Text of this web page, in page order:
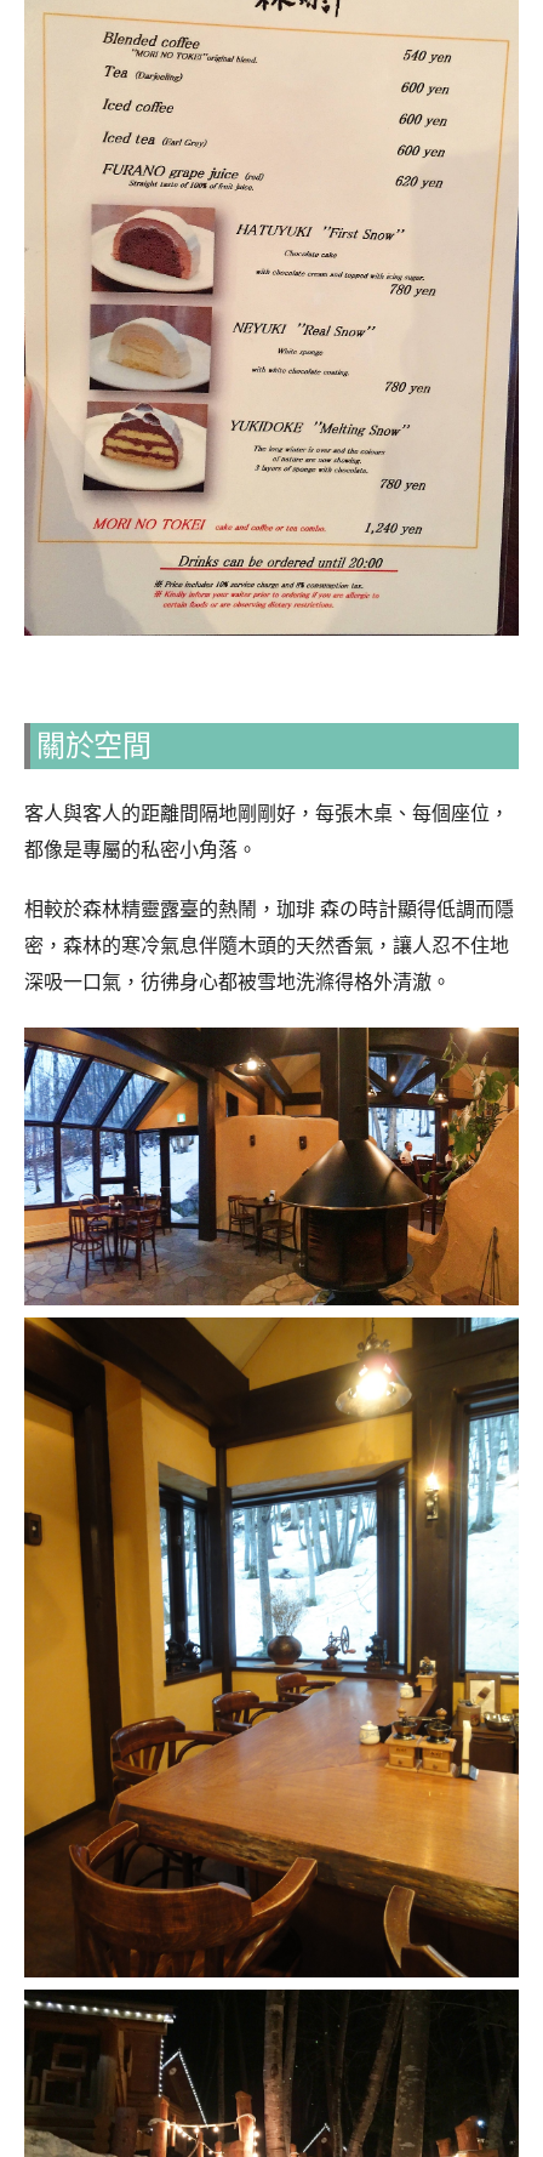
關於空間
客人與客人的距離間隔地剛剛好，每張木桌、每個座位，
都像是專屬的私密小角落。
相較於森林精靈露臺的熱鬧，珈琲 森の時計顯得低調而隱
密，森林的寒冷氣息伴隨木頭的天然香氣，讓人忍不住地
深吸一口氣，彷彿身心都被雪地洗滌得格外清澈。